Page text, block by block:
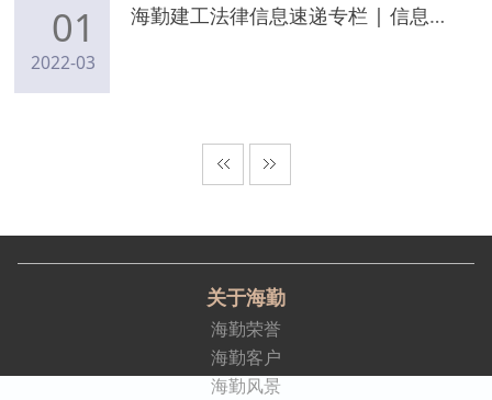
01
2022-03
海勤建工法律信息速递专栏 | 信息动态（2022年2月27日）
关于海勤
海勤荣誉
海勤客户
海勤风景